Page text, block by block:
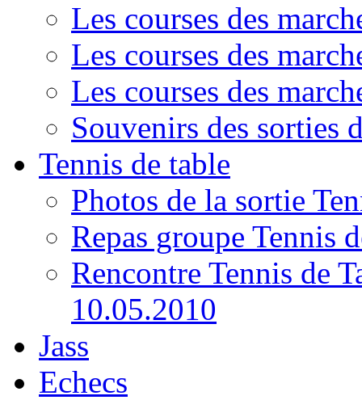
Les courses des
Les courses des
Les courses des
Souvenirs des sorties
Tennis de table
Photos de la sortie
Repas groupe Tennis
Rencontre Tennis de
10.05.2010
Jass
Echecs